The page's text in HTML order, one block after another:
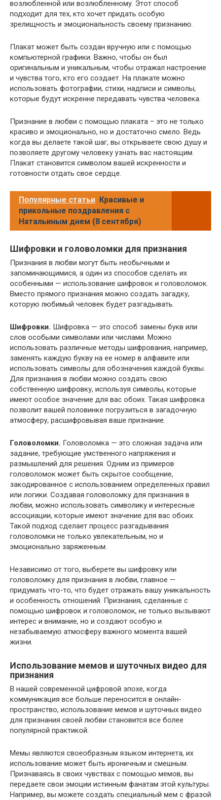
возлюбленной или возлюбленному. Этот способ
подходит для тех, кто хочет придать особую
зрелищность и эмоциональность своему признанию.
Плакат может быть создан вручную или с помощью
компьютерной графики. Важно, чтобы он был
оригинальным и уникальным, чтобы отражал настроение
и чувства того, кто его создает. На плакате можно
использовать фотографии, стихи, надписи и символы,
которые будут искренне передавать чувства человека.
Признание в любви с помощью плаката – это не только
красиво и эмоционально, но и достаточно смело. Ведь
когда вы делаете такой шаг, вы открываете свою душу и
позволяете другому человеку узнать вас настоящим.
Плакат становится символом вашей искренности и
готовности отдать свое сердце.
Популярные статьи Красивые и
прикольные поздравления с
Натальиным днем (8 сентября)
Шифровки и головоломки для признания
Признания в любви могут быть необычными и
запоминающимися, а один из способов сделать их
особенными — использование шифровок и головоломок.
Вместо прямого признания можно создать загадку,
которую любимый человек будет разгадывать.
Шифровки. Шифровка — это способ замены букв или
слов особыми символами или числами. Можно
использовать различные методы шифрования, например,
заменять каждую букву на ее номер в алфавите или
использовать символы для обозначения каждой буквы.
Для признания в любви можно создать свою
собственную шифровку, используя символы, которые
имеют особое значение для вас обоих. Такая шифровка
позволит вашей половинке погрузиться в загадочную
атмосферу, расшифровывая ваше признание.
Головоломки. Головоломка — это сложная задача или
задание, требующие умственного напряжения и
размышлений для решения. Одним из примеров
головоломок может быть скрытое сообщение,
закодированное с использованием определенных правил
или логики. Создавая головоломку для признания в
любви, можно использовать символику и интересные
ассоциации, которые имеют значение для вас обоих.
Такой подход сделает процесс разгадывания
головоломки не только увлекательным, но и
эмоционально заряженным.
Независимо от того, выберете вы шифровку или
головоломку для признания в любви, главное —
придумать что-то, что будет отражать вашу уникальность
и особенность отношений. Признания, сделанные с
помощью шифровок и головоломок, не только вызывают
интерес и внимание, но и создают особую и
незабываемую атмосферу важного момента вашей
жизни.
Использование мемов и шуточных видео для
признания
В нашей современной цифровой эпохе, когда
коммуникация все больше переносится в онлайн-
пространство, использование мемов и шуточных видео
для признания своей любви становится все более
популярной практикой.
Мемы являются своеобразным языком интернета, их
использование может быть ироничным и смешным.
Признаваясь в своих чувствах с помощью мемов, вы
передаете свои эмоции истинным фанатам этой культуры.
Например, вы можете создать специальный мем с фразой